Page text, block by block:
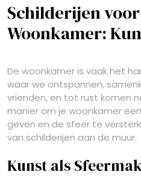
Schilderijen
Woonkamer:
De woonkamer is vaak het
waar we ontspannen,
vrienden, en tot rust komen
manier om je woonkamer
geven en de sfeer te
van schilderijen aan de muur.
Kunst als